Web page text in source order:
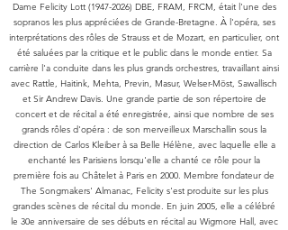
Dame Felicity Lott (1947-2026) DBE, FRAM, FRCM, était l'une des
sopranos les plus appréciées de Grande-Bretagne. À l'opéra, ses
interprétations des rôles de Strauss et de Mozart, en particulier, ont
été saluées par la critique et le public dans le monde entier. Sa
carrière l'a conduite dans les plus grands orchestres, travaillant ainsi
avec Rattle, Haitink, Mehta, Previn, Masur, Welser-Möst, Sawallisch
et Sir Andrew Davis. Une grande partie de son répertoire de
concert et de récital a été enregistrée, ainsi que nombre de ses
grands rôles d'opéra : de son merveilleux Marschallin sous la
direction de Carlos Kleiber à sa Belle Hélène, avec laquelle elle a
enchanté les Parisiens lorsqu'elle a chanté ce rôle pour la
première fois au Châtelet à Paris en 2000. Membre fondateur de
The Songmakers' Almanac, Felicity s'est produite sur les plus
grandes scènes de récital du monde. En juin 2005, elle a célébré
le 30e anniversaire de ses débuts en récital au Wigmore Hall, avec